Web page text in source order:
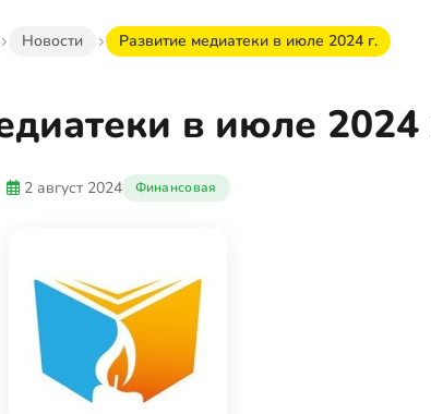
Новости Развитие медиатеки в июле 2024 г.
в июле 2024
2 август 2024 Финансовая